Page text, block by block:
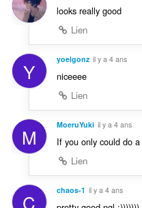
looks really good
Lien
Y yoelgonz il y a 4 ans
niceeee
Lien
M MoeruYuki il y a 4 ans
If you only could do
Lien
C chaos-1 il y a 4 ans